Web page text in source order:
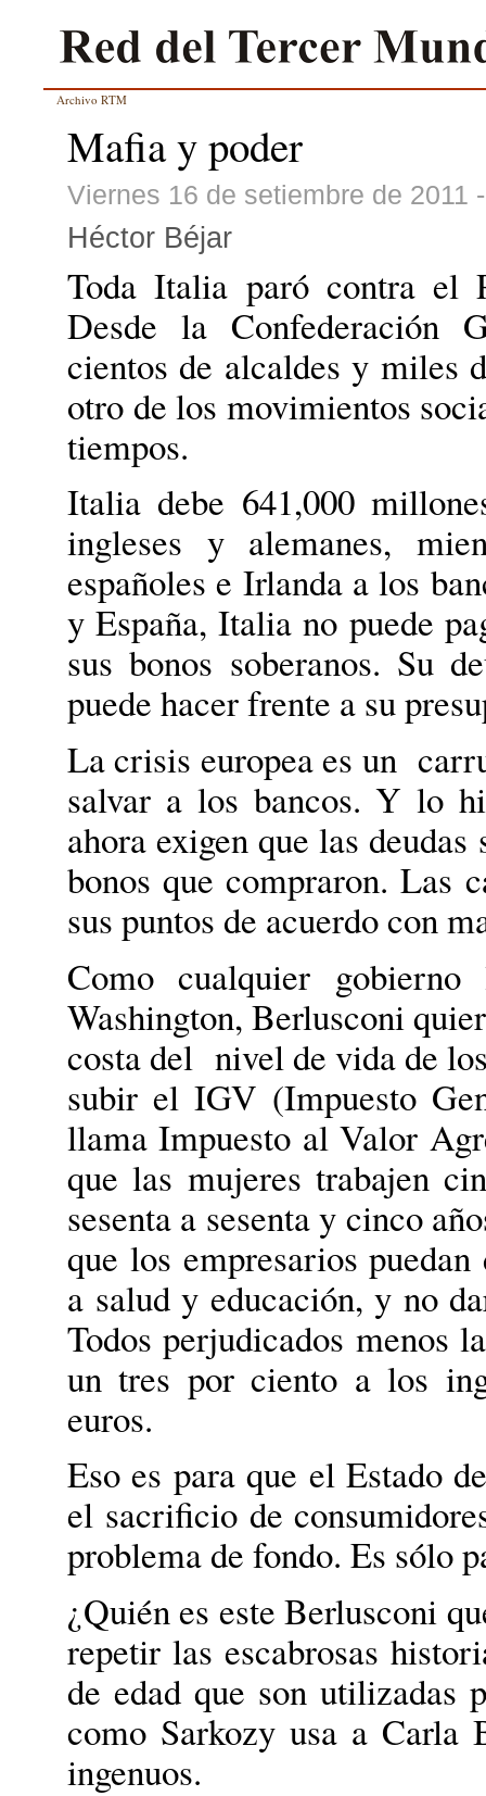
Archivo RTM
Mafia y poder
Viernes 16 de setiembre de 2011
Héctor Béjar
Toda Italia paró contra el
Desde la Confederación
cientos de alcaldes y miles
otro de los movimientos
tiempos.
Italia debe 641,000
ingleses y alemanes,
españoles e Irlanda a los
y España, Italia no puede
sus bonos soberanos. Su
puede hacer frente a su
La crisis europea es un
salvar a los bancos. Y lo
ahora exigen que las
bonos que compraron. Las
sus puntos de acuerdo con
Como cualquier gobierno
Washington, Berlusconi
costa del nivel de vida de
subir el IGV (Impuesto
llama Impuesto al Valor
que las mujeres trabajen
sesenta a sesenta y cinco
que los empresarios
a salud y educación, y no
Todos perjudicados menos
un tres por ciento a los
euros.
Eso es para que el Estado
el sacrificio de
problema de fondo. Es sólo
¿Quién es este Berlusconi
repetir las escabrosas
de edad que son utilizadas
como Sarkozy usa a Carla
ingenuos.